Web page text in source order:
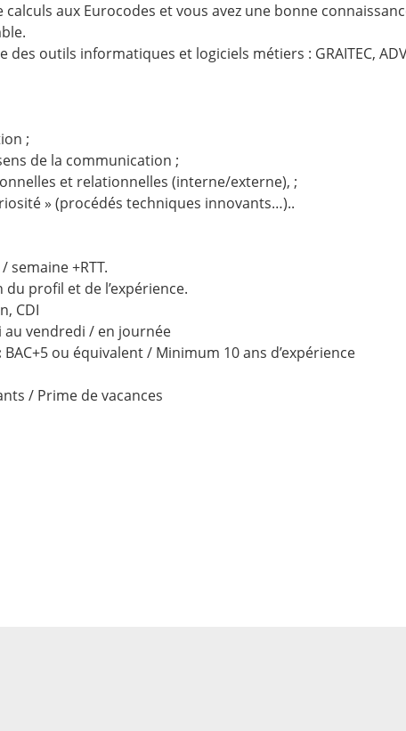
aux Eurocodes et vous avez une bonne
outils informatiques et logiciels métiers : GRAITEC,
;
de la communication ;
et relationnelles (interne/externe), ;
» (procédés techniques innovants…)..
semaine +RTT.
profil et de l’expérience.
CDI
au vendredi / en journée
BAC+5 ou équivalent / Minimum 10 ans d’expérience
/ Prime de vacances